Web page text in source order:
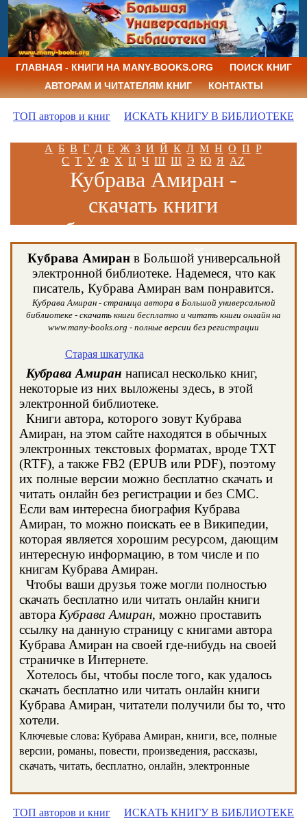
ГЛАВНАЯ - КНИГИ НА MANY-BOOKS.ORG
ПОИСК КНИГ
АВТОРАМ И ЧИТАТЕЛЯМ КНИГ
КОНТАКТЫ
ТОП авторов и книг ИСКАТЬ КНИГУ В БИБЛИОТЕКЕ
А Б В Г Д Е Ж З И Й К Л М Н О П Р
С Т У Ф Х Ц Ч Ш Щ Э Ю Я AZ
Кубрава Амиран -
скачать книги
бесплатно и читать
книги онлайн
Кубрава Амиранв Большой универсальной
электронной библиотеке. Надемеся, что как
писатель, Кубрава Амиран вам понравится.
Кубрава Амиран - страница автора в Большой универсальной
библиотеке - скачать книги бесплатно и читать книги онлайн на
www.many-books.org - полные версии без регистрации
Старая шкатулка
Кубрава Амиран написал несколько книг,
некоторые из них выложены здесь, в этой
электронной библиотеке.
Книги автора, которого зовут Кубрава
Амиран, на этом сайте находятся в обычных
электронных текстовых форматах, вроде TXT
(RTF), а также FB2 (EPUB или PDF), поэтому
их полные версии можно бесплатно скачать и
читать онлайн без регистрации и без СМС.
Если вам интересна биография Кубрава
Амиран, то можно поискать ее в Википедии,
которая является хорошим ресурсом, дающим
интересную информацию, в том числе и по
книгам Кубрава Амиран.
Чтобы ваши друзья тоже могли полностью
скачать бесплатно или читать онлайн книги
автора Кубрава Амиран, можно проставить
ссылку на данную страницу с книгами автора
Кубрава Амиран на своей где-нибудь на своей
страничке в Интернете.
Хотелось бы, чтобы после того, как удалось
скачать бесплатно или читать онлайн книги
Кубрава Амиран, читатели получили бы то, что
хотели.
Ключевые слова: Кубрава Амиран, книги, все, полные
версии, романы, повести, произведения, рассказы,
скачать, читать, бесплатно, онлайн, электронные
ТОП авторов и книг ИСКАТЬ КНИГУ В БИБЛИОТЕКЕ